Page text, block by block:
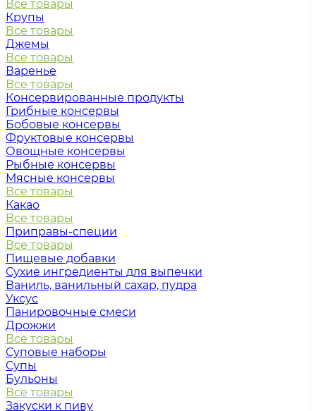
Все товары
Крупы
Все товары
Джемы
Все товары
Варенье
Все товары
Консервированные продукты
Грибные консервы
Бобовые консервы
Фруктовые консервы
Овощные консервы
Рыбные консервы
Мясные консервы
Все товары
Какао
Все товары
Приправы-специи
Все товары
Пищевые добавки
Сухие ингредиенты для выпечки
Ваниль, ванильный сахар, пудра
Уксус
Панировочные смеси
Дрожжи
Все товары
Суповые наборы
Супы
Бульоны
Все товары
Закуски к пиву